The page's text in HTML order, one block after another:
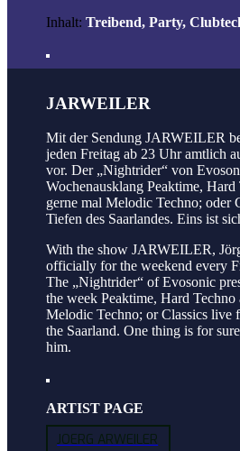
Inhalt:Treibend, Party,
JARWEILER
Mit der Sendung JARWEILER
jeden Freitag ab 23 Uhr amtlich
vor. Der „Nightrider“ von
Wochenausklang Peaktime,
gerne mal Melodic Techno; oder
Tiefen des Saarlandes. Eins ist
With the show JARWEILER,
officially for the weekend every
The „Nightrider“ of Evosonic
the week Peaktime, Hard Techno
Melodic Techno; or Classics live
the Saarland. One thing is for
him.
ARTIST PAGE
JOERG ARWEILER